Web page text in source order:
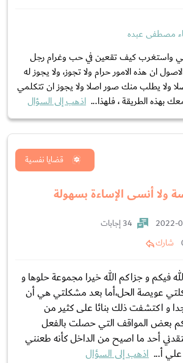
مصطفى عبده
واستغرب كيف تقعين في حب وغرام رجل
ان هذه الامور حرام ولا تجوز، ولا يجوز له
ولا يطلب منك صور اصلا ولا يجوز ان تتكلمي
بهذه الطريقة ، فلهذا... اذهب إلى السؤال
أنسى الإساءة بسهولة
قضايا نفسية
34 إجابات
شارك
فيكم و جزاكم الله خيرا مجموعة حلوها و
عويصة الحل،أما بعد مشكلتي هي أن
اكتشفت ذلك بنائا على كثير من
بعض المواقف التي حصلت بالفعل
أحد ما اصيح من الداخل كأنه طعنني
أ... اذهب إلى السؤال